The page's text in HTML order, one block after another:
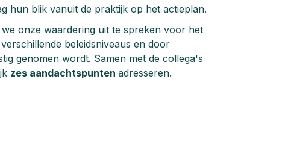
hun blik vanuit de praktijk op het actieplan.
onze waardering uit te spreken voor het
beleidsniveaus en door
genomen wordt. Samen met de collega's
zes aandachtspunten adresseren.